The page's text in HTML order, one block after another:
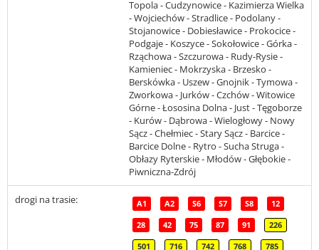
Topola - Cudzynowice - Kazimierza Wielka
- Wojciechów - Stradlice - Podolany -
Stojanowice - Dobiesławice - Prokocice -
Podgaje - Koszyce - Sokołowice - Górka -
Rząchowa - Szczurowa - Rudy-Rysie -
Kamieniec - Mokrzyska - Brzesko -
Berskówka - Uszew - Gnojnik - Tymowa -
Zworkowa - Jurków - Czchów - Witowice
Górne - Łososina Dolna - Just - Tęgoborze
- Kurów - Dąbrowa - Wielogłowy - Nowy
Sącz - Chełmiec - Stary Sącz - Barcice -
Barcice Dolne - Rytro - Sucha Struga -
Obłazy Ryterskie - Młodów - Głębokie -
Piwniczna-Zdrój
drogi na trasie: A1 A2 S6 S7 S8 12
28 42 75 87 91 226
501 716 742 768 785